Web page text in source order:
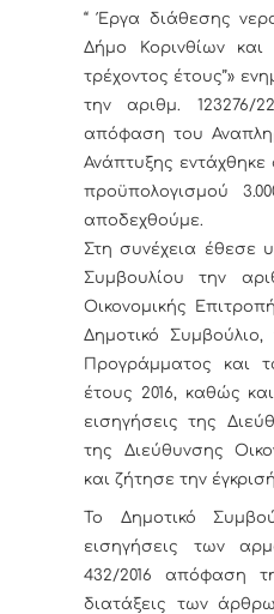
“ Έργα διάθεσης
Δήμο Κορινθίων
τρέχοντος έτους’’»
την αριθμ. 123276/
απόφαση του
Ανάπτυξης εντάχθηκε
προϋπολογισμού
αποδεχθούμε.
Στη συνέχεια έθεσε
Συμβουλίου την
Οικονομικής
Δημοτικό
Προγράμματος και
έτους 2016, καθώς και
εισηγήσεις της
της Διεύθυνσης
και ζήτησε την
Το Δημοτικό
εισηγήσεις των
432/2016 απόφαση
διατάξεις των